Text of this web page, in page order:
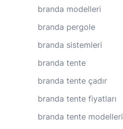
branda modelleri
branda pergole
branda sistemleri
branda tente
branda tente çadır
branda tente fiyatları
branda tente modelleri